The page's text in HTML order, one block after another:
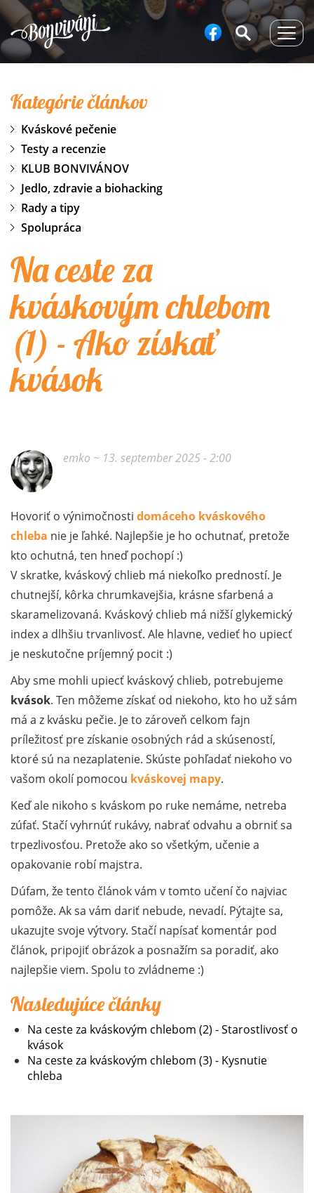
Na ceste za
kváskovým chlebom
(1) - Ako získať
kvások
emko ~ 13. september 2025 - 2:00
Hovoriť o výnimočnosti domáceho kváskového
chleba nie je ľahké. Najlepšie je ho ochutnať, pretože
kto ochutná, ten hneď pochopí :)
V skratke, kváskový chlieb má niekoľko predností. Je
chutnejší, kôrka chrumkavejšia, krásne sfarbená a
skaramelizovaná. Kváskový chlieb má nižší glykemický
index a dlhšiu trvanlivosť. Ale hlavne, vedieť ho upiecť
je neskutočne príjemný pocit :)
Aby sme mohli upiecť kváskový chlieb, potrebujeme
kvások. Ten môžeme získať od niekoho, kto ho už sám
má a z kvásku pečie. Je to zároveň celkom fajn
príležitosť pre získanie osobných rád a skúseností,
ktoré sú na nezaplatenie. Skúste pohľadať niekoho vo
vašom okolí pomocou kváskovej mapy.
Keď ale nikoho s kváskom po ruke nemáme, netreba
zúfať. Stačí vyhrnúť rukávy, nabrať odvahu a obrniť sa
trpezlivosťou. Pretože ako so všetkým, učenie a
opakovanie robí majstra.
Dúfam, že tento článok vám v tomto učení čo najviac
pomôže. Ak sa vám dariť nebude, nevadí. Pýtajte sa,
ukazujte svoje výtvory. Stačí napísať komentár pod
článok, pripojiť obrázok a posnažím sa poradiť, ako
najlepšie viem. Spolu to zvládneme :)
Nasledujúce články
Na ceste za kváskovým chlebom (2) - Starostlivosť o
kvások
Na ceste za kváskovým chlebom (3) - Kysnutie
chleba
Kategórie článkov
Kváskové pečenie
Testy a recenzie
KLUB BONVIVÁNOV
Jedlo, zdravie a biohacking
Rady a tipy
Spolupráca